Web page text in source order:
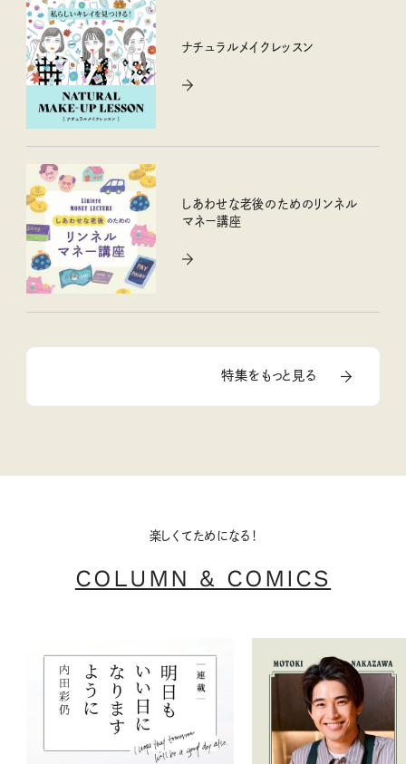
ナチュラルメイクレッスン
しあわせな老後のためのリンネル
マネー講座
特集をもっと見る
楽しくてためになる！
COLUMN & COMICS